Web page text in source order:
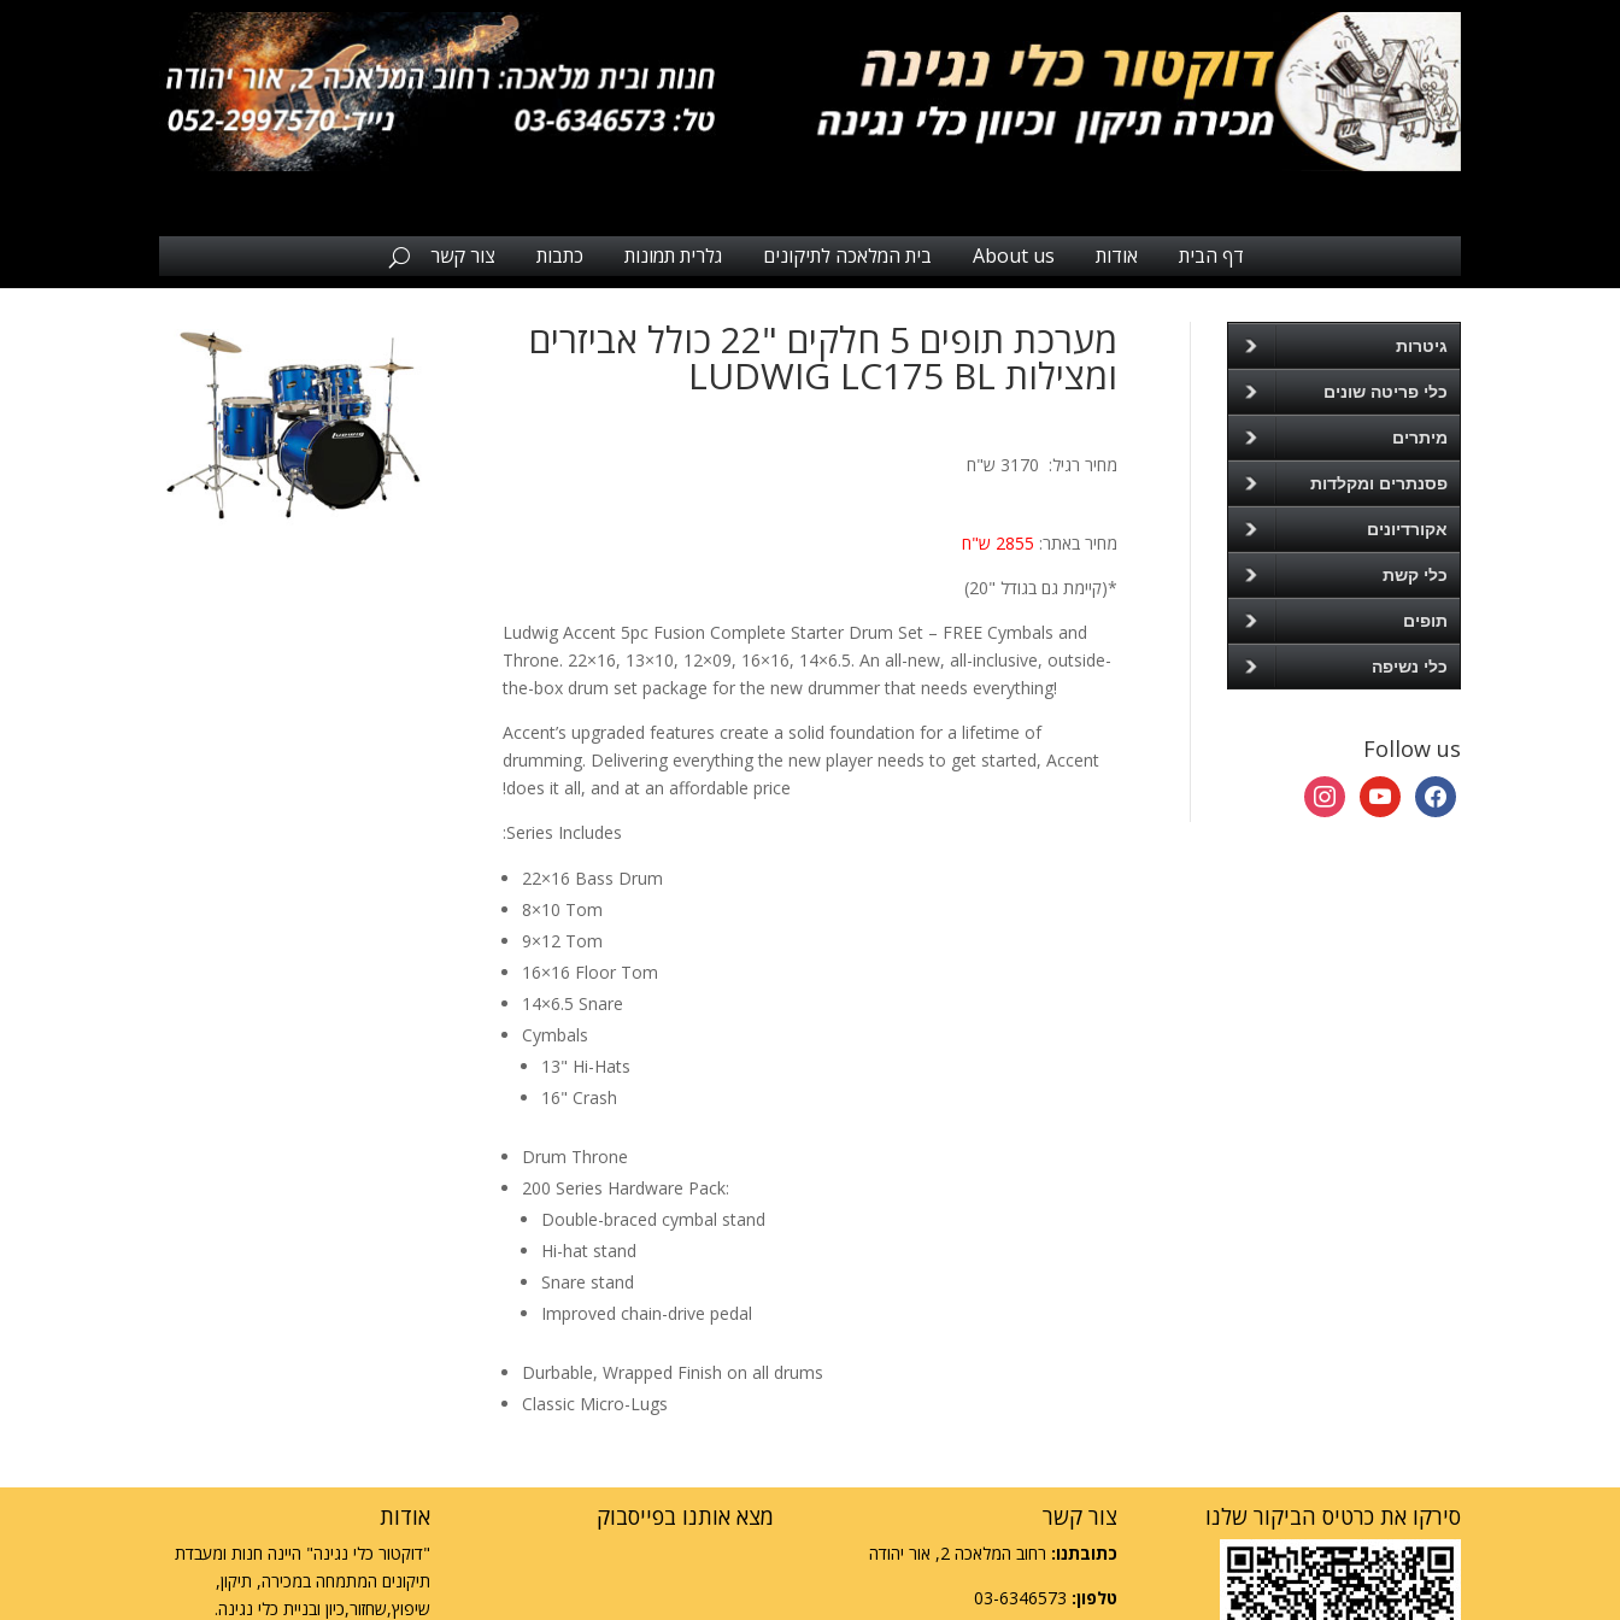
דף הבית אודות About us בית המלאכה לתיקונים גלרית תמונות כתבות צור קשר
מערכת תופים 5 חלקים "22 כולל אביזרים
ומצילות LUDWIG LC175 BL
מחיר רגיל: 3170 ש"ח
מחיר באתר:
*(קיימת גם בגודל "20)
Ludwig Accent 5pc Fusion Complete Starter Drum Set – FREE Cymbals and
Throne. 22×16, 13×10, 12×09, 16×16, 14×6.5. An all-new, all-inclusive, outside-
the-box drum set package for the new drummer that needs everything!
Accent’s upgraded features create a solid foundation for a lifetime of
drumming. Delivering everything the new player needs to get started, Accent
does it all, and at an affordable price!
Series Includes:
22×16 Bass Drum
8×10 Tom
9×12 Tom
16×16 Floor Tom
14×6.5 Snare
Cymbals
13" Hi-Hats
16" Crash
Drum Throne
200 Series Hardware Pack:
Double-braced cymbal stand
Hi-hat stand
Snare stand
Improved chain-drive pedal
Durbable, Wrapped Finish on all drums
Classic Micro-Lugs
גיטרות
כלי פריטה שונים
מיתרים
פסנתרים ומקלדות
אקורדיונים
כלי קשת
תופים
כלי נשיפה
Follow us
facebook
youtube
instagram
אודות
"דוקטור כלי נגינה" היינה חנות ומעבדת
תיקונים המתמחה במכירה, תיקון,
שיפוץ,שחזור,כיון ובניית כלי נגינה.
מצא אותנו בפייסבוק צור קשר
כתובתנו: רחוב המלאכה 2, אור יהודה
טלפון:
סירקו את כרטיס הביקור שלנו